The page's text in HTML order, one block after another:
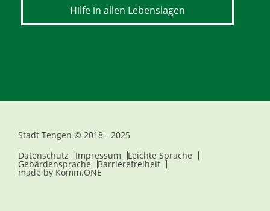
Hilfe in allen Lebenslagen
Stadt Tengen © 2018 - 2025
Datenschutz
Impressum Leichte Sprache
Gebärdensprache Barrierefreiheit
made by Komm.ONE